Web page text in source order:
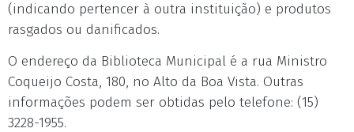
(indicando pertencer à outra instituição) e produtos
rasgados ou danificados.
O endereço da Biblioteca Municipal é a rua Ministro
Coqueijo Costa, 180, no Alto da Boa Vista. Outras
informações podem ser obtidas pelo telefone: (15)
3228-1955.